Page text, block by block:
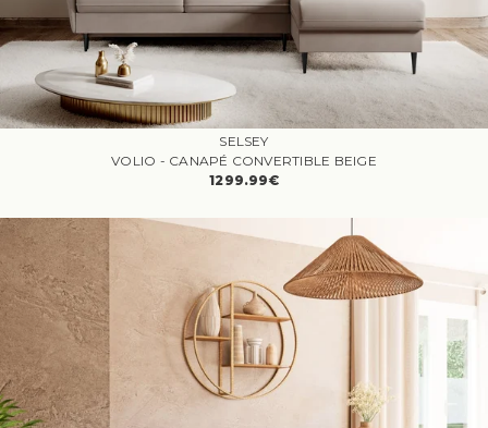
SELSEY
VOLIO - CANAPÉ CONVERTIBLE BEIGE
1299.99€